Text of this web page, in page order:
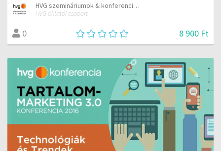
HVG szemináriumok & konferenciák
HVG oktatói csoport
0 8 900 Ft